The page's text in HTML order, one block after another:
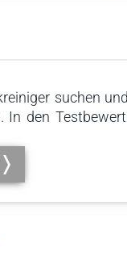
suchen
den
werden.